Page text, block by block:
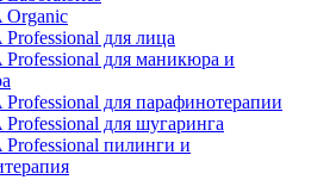
для лица
для маникюра и
для парафинотерапии
для шугаринга
пилинги и